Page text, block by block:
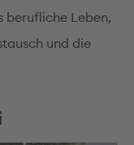
berufliche Leben,
und die